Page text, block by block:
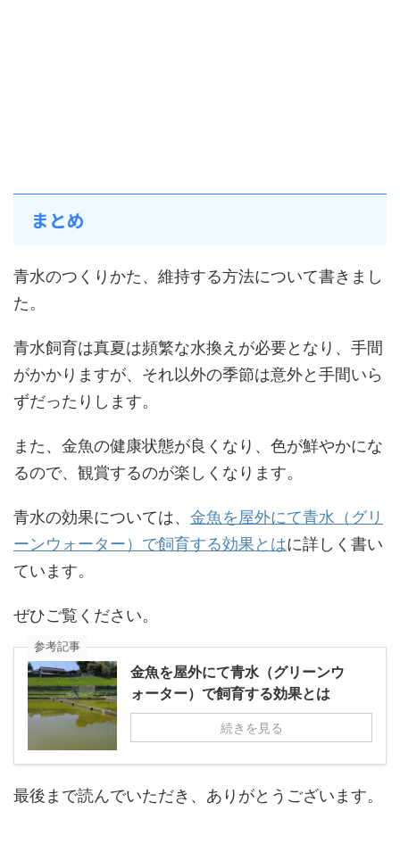
まとめ
青水のつくりかた、維持する方法について書きまし
た。
青水飼育は真夏は頻繁な水換えが必要となり、手間
がかかりますが、それ以外の季節は意外と手間いら
ずだったりします。
また、金魚の健康状態が良くなり、色が鮮やかにな
るので、観賞するのが楽しくなります。
青水の効果については、 金魚を屋外にて青水（グリ
ーンウォーター）で飼育する効果とはに詳しく書い
ています。
ぜひご覧ください。
参考記事
金魚を屋外にて青水（グリーンウ
ォーター）で飼育する効果とは
続きを見る
最後まで読んでいただき、ありがとうございます。